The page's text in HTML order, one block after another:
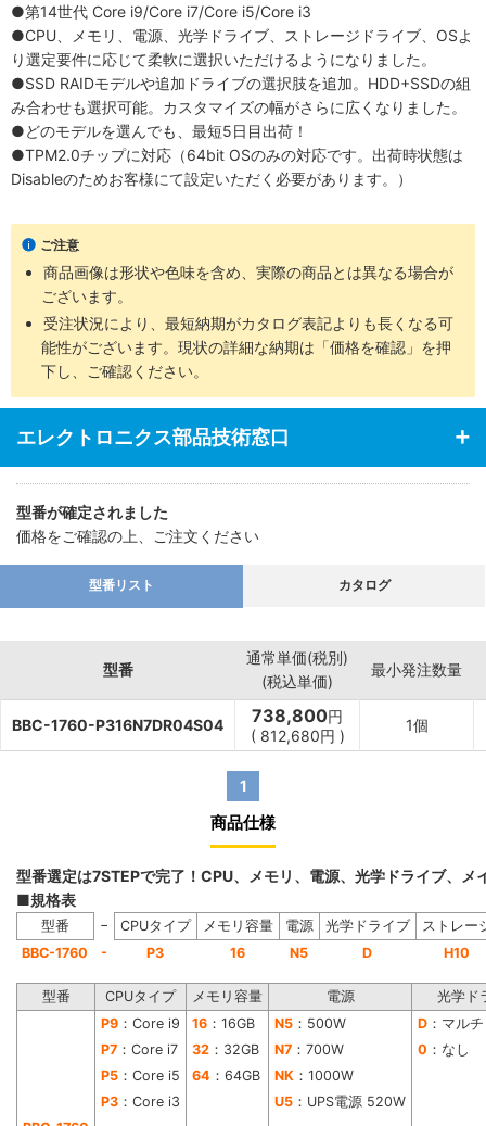
●第14世代 Core i9/Core i7/Core i5/Core i3
●CPU、メモリ、電源、光学ドライブ、ストレージドライブ、OSよ
り選定要件に応じて柔軟に選択いただけるようになりました。
●SSD RAIDモデルや追加ドライブの選択肢を追加。HDD+SSDの組
み合わせも選択可能。カスタマイズの幅がさらに広くなりました。
●どのモデルを選んでも、最短5日目出荷！
●TPM2.0チップに対応（64bit OSのみの対応です。出荷時状態は
Disableのためお客様にて設定いただく必要があります。）
ご注意
商品画像は形状や色味を含め、実際の商品とは異なる場合が
ございます。
受注状況により、最短納期がカタログ表記よりも長くなる可
能性がございます。現状の詳細な納期は「価格を確認」を押
下し、ご確認ください。
エレクトロニクス部品技術窓口
型番が確定されました
価格をご確認の上、ご注文ください
型番リスト カタログ
型番
通常単価(税別)
(税込単価)
最小発注数量
BBC-1760-P316N7DR04S04 738,800円
( 812,680円 )
1個
1
商品仕様
型番選定は7STEPで完了！CPU、メモリ、電源、光学ドライブ、
■規格表
型番 − CPUタイプ メモリ容量 電源 光学ドライブ
ストレー
BBC-1760
- P3 16 N5 D H10
型番 CPUタイプ メモリ容量 電源 光学ド
P9 ：Core i9 16 ：16GB N5 ：500W D ：マル
P7 ：Core i7 32 ：32GB N7 ：700W 0 ：なし
P5 ：Core i5 64 ：64GB NK ：1000W
P3 ：Core i3 U5 ：UPS電源 520W